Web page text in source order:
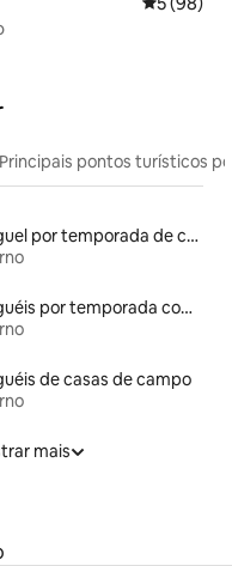
Principais pontos turísticos
Aluguel por temporada de casas de hóspedes
Aluguéis por temporada com varanda
de casas de campo
mais